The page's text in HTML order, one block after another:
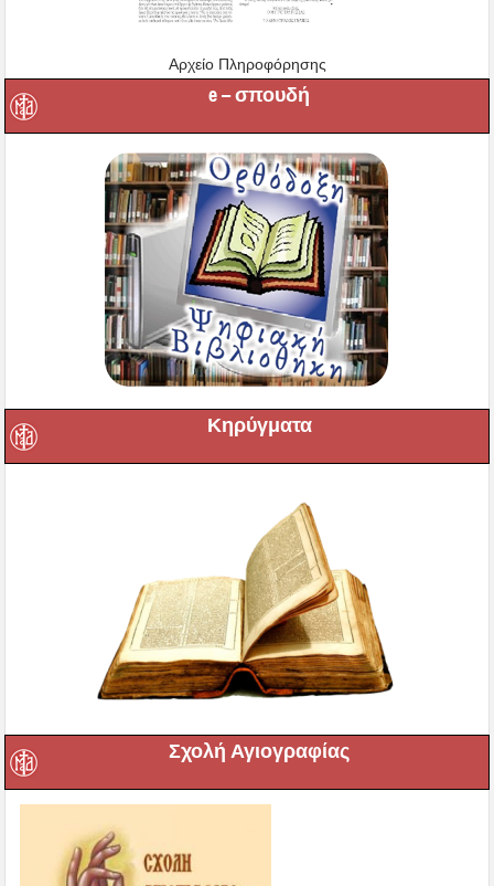
Αρχείο Πληροφόρησης
e – σπουδή
Κηρύγματα
Σχολή Αγιογραφίας